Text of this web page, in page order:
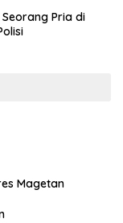
Pria di
Magetan